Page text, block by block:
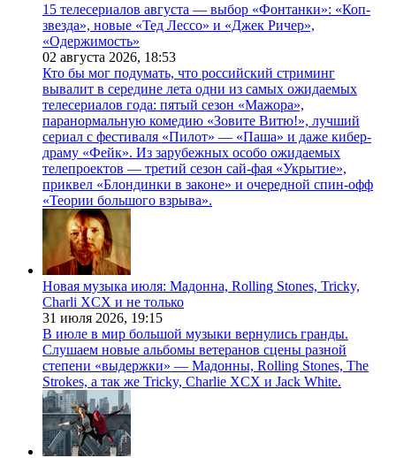
15 телесериалов августа — выбор «Фонтанки»: «Коп-
звезда», новые «Тед Лессо» и «Джек Ричер»,
«Одержимость»
02 августа 2026, 18:53
Кто бы мог подумать, что российский стриминг
вывалит в середине лета одни из самых ожидаемых
телесериалов года: пятый сезон «Мажора»,
паранормальную комедию «Зовите Витю!», лучший
сериал с фестиваля «Пилот» — «Паша» и даже кибер-
драму «Фейк». Из зарубежных особо ожидаемых
телепроектов — третий сезон сай-фая «Укрытие»,
приквел «Блондинки в законе» и очередной спин-офф
«Теории большого взрыва».
Новая музыка июля: Мадонна, Rolling Stones, Tricky,
Charli XCX и не только
31 июля 2026, 19:15
В июле в мир большой музыки вернулись гранды.
Слушаем новые альбомы ветеранов сцены разной
степени «выдержки» — Мадонны, Rolling Stones, The
Strokes, а так же Tricky, Charlie XCX и Jack White.